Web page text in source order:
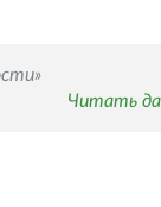
Читать